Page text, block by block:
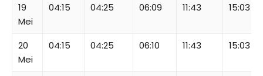
19
Mei
04:15 04:25 06:09 11:43 15:03
20
Mei
04:15 04:25 06:10 11:43 15:03